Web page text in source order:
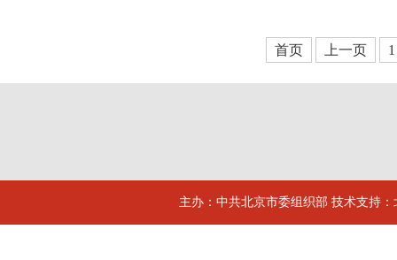
首页 上一页 1
主办：中共北京市委组织部 技术支持